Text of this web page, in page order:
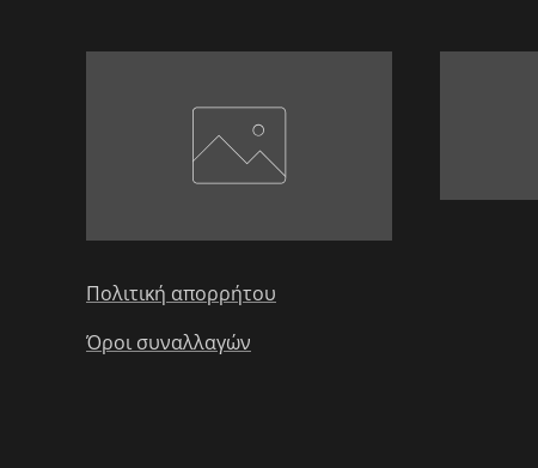
Πολιτική απορρήτου
Όροι συναλλαγών